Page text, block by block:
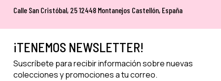
Calle San Cristóbal, 25 12448 Montanejos Castellón, España
¡TENEMOS NEWSLETTER!
Suscríbete para recibir información sobre nuevas
colecciones y promociones a tu correo.